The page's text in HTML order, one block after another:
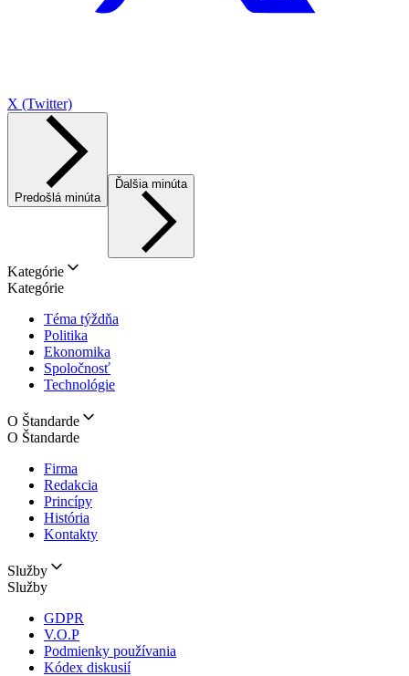
X (Twitter)
Predošlá minúta
Ďalšia minúta
Kategórie
Kategórie
Téma týždňa
Politika
Ekonomika
Spoločnosť
Technológie
O Štandarde
O Štandarde
Firma
Redakcia
Princípy
História
Kontakty
Služby
Služby
GDPR
V.O.P
Podmienky používania
Kódex diskusií